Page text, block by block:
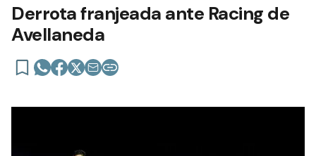
Derrota franjeada ante Racing de
Avellaneda